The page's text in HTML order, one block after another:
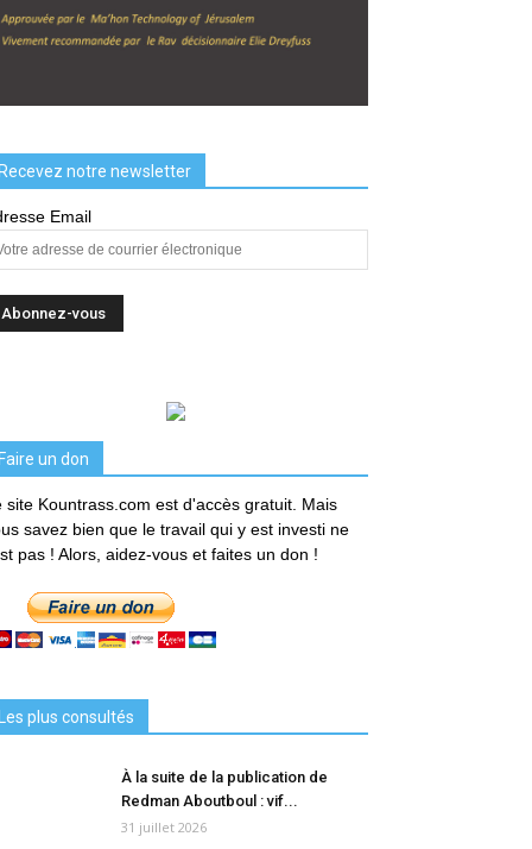
Recevez notre newsletter
Email
Faire un don
site Kountrass.com est d'accès gratuit. Mais
savez bien que le travail qui y est investi ne
pas ! Alors, aidez-vous et faites un don !
Les plus consultés
À la suite de la publication de
Redman Aboutboul : vif...
31 juillet 2026